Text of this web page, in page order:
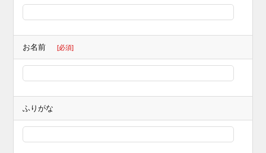
お名前 [必須]
ふりがな